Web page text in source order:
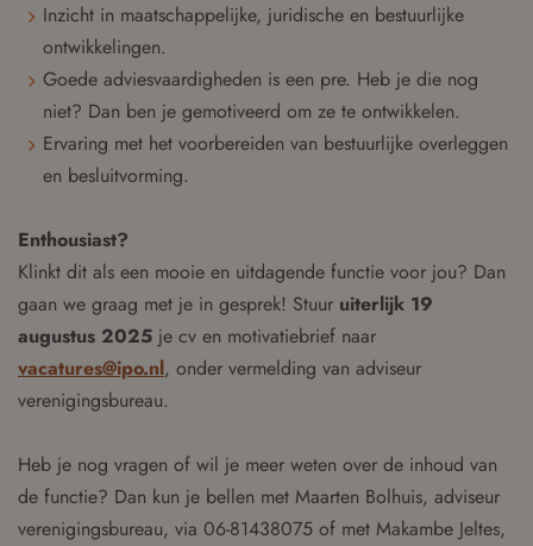
Inzicht in maatschappelijke, juridische en bestuurlijke
ontwikkelingen.
Goede adviesvaardigheden is een pre. Heb je die nog
niet? Dan ben je gemotiveerd om ze te ontwikkelen.
Ervaring met het voorbereiden van bestuurlijke overleggen
en besluitvorming.
Enthousiast?
Klinkt dit als een mooie en uitdagende functie voor jou? Dan
gaan we graag met je in gesprek! Stuur uiterlijk 19
augustus 2025 je cv en motivatiebrief naar
vacatures@ipo.nl, onder vermelding van adviseur
verenigingsbureau.
Heb je nog vragen of wil je meer weten over de inhoud van
de functie? Dan kun je bellen met Maarten Bolhuis, adviseur
verenigingsbureau, via 06-81438075 of met Makambe Jeltes,